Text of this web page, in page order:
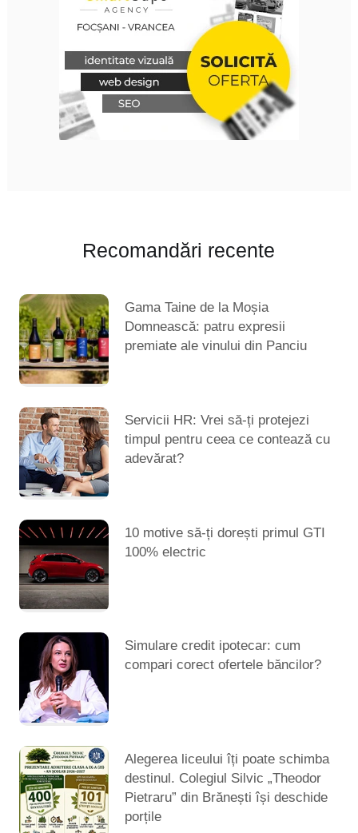
Recomandări recente
Gama Taine de la Moșia
Domnească: patru expresii
premiate ale vinului din Panciu
Servicii HR: Vrei să-ți protejezi
timpul pentru ceea ce contează cu
adevărat?
10 motive să-ți dorești primul GTI
100% electric
Simulare credit ipotecar: cum
compari corect ofertele băncilor?
Alegerea liceului îți poate schimba
destinul. Colegiul Silvic „Theodor
Pietraru” din Brănești își deschide
porțile